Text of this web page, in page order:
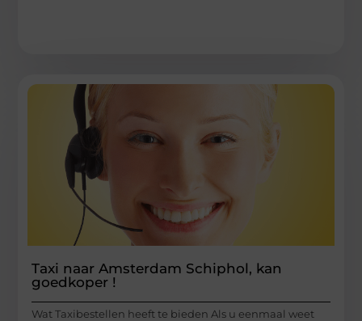
Taxi naar Amsterdam Schiphol, kan
goedkoper !
Wat Taxibestellen heeft te bieden Als u eenmaal weet